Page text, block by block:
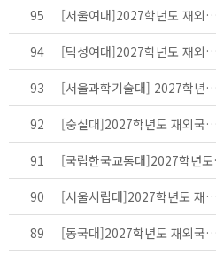
95 [서울여대]2027학년도 재외국민과 외국인전형 모집요강...
94 [덕성여대]2027학년도 재외국민과외국인 특별전형 모집...
93 [서울과학기술대] 2027학년도 신입생 재외국민과 외국...
92 [숭실대]2027학년도 재외국민전형 모집요강
91 [국
90 [서울시립대]2027학년도 재외국민 특별전형 신입생 모...
89 [동국대]2027학년도 재외국민특별전형 모집요강